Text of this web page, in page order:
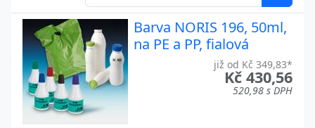
Barva NORIS 196, 50ml,
na PE a PP, fialová
již od Kč 349,83*
Kč 430,56
520,98 s DPH